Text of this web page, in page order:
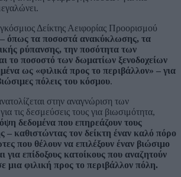
Δείκτης Αειφορίας Προορισμού
– όπως τα ποσοστά ανακύκλωσης, τα
ρύπανσης, την ποσότητα των
το ποσοστό των δωματίων ξενοδοχείων
ως «φιλικά προς το περιβάλλον» – για
πόλεις του κόσμου.
στην αναγνώριση των
τις δεσμεύσεις τους για βιωσιμότητα,
δεδομένα που επηρεάζουν τους
– καθιστώντας τον δείκτη έναν καλό πόρο
που θέλουν να επιλέξουν έναν βιώσιμο
για επίδοξους κατοίκους που αναζητούν
μια φιλική προς το περιβάλλον πόλη.